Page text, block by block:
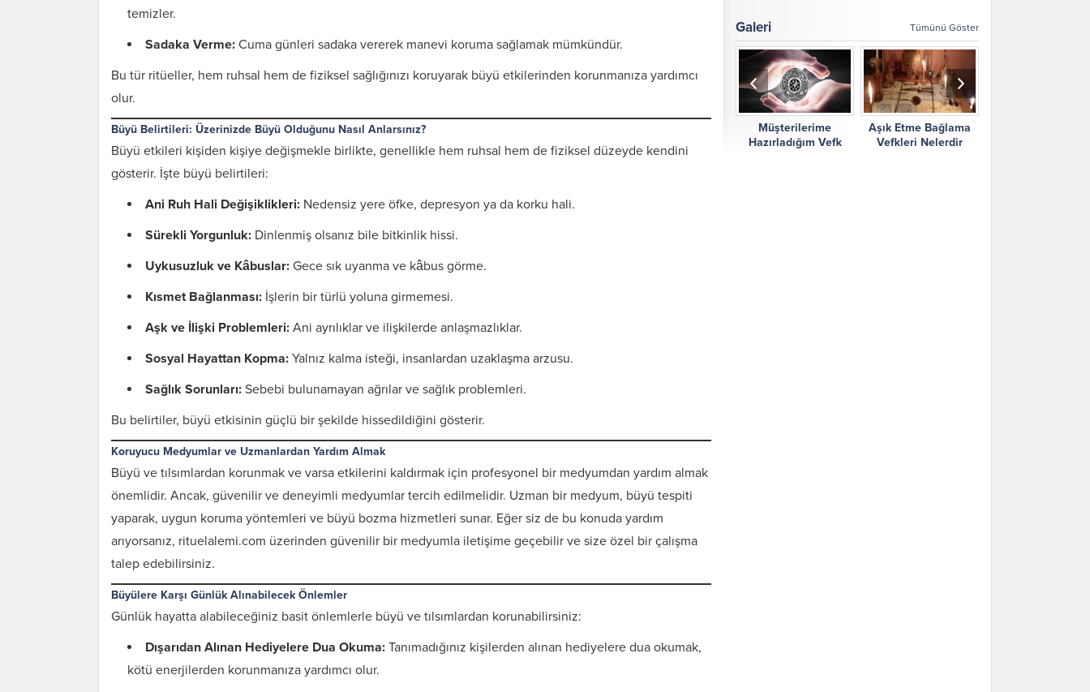
temizler.
Sadaka Verme: Cuma günleri sadaka vererek manevi koruma sağlamak mümkündür.
Bu tür ritüeller, hem ruhsal hem de fiziksel sağlığınızı koruyarak büyü etkilerinden korunmanıza yardımcı
olur.
Büyü Belirtileri: Üzerinizde Büyü Olduğunu Nasıl Anlarsınız?
Büyü etkileri kişiden kişiye değişmekle birlikte, genellikle hem ruhsal hem de fiziksel düzeyde kendini
gösterir. İşte büyü belirtileri:
Ani Ruh Hali Değişiklikleri: Nedensiz yere öfke, depresyon ya da korku hali.
Sürekli Yorgunluk: Dinlenmiş olsanız bile bitkinlik hissi.
Uykusuzluk ve Kâbuslar: Gece sık uyanma ve kâbus görme.
Kısmet Bağlanması: İşlerin bir türlü yoluna girmemesi.
Aşk ve İlişki Problemleri: Ani ayrılıklar ve ilişkilerde anlaşmazlıklar.
Sosyal Hayattan Kopma: Yalnız kalma isteği, insanlardan uzaklaşma arzusu.
Sağlık Sorunları: Sebebi bulunamayan ağrılar ve sağlık problemleri.
Bu belirtiler, büyü etkisinin güçlü bir şekilde hissedildiğini gösterir.
Koruyucu Medyumlar ve Uzmanlardan Yardım Almak
Büyü ve tılsımlardan korunmak ve varsa etkilerini kaldırmak için profesyonel bir medyumdan yardım almak
önemlidir. Ancak, güvenilir ve deneyimli medyumlar tercih edilmelidir. Uzman bir medyum, büyü tespiti
yaparak, uygun koruma yöntemleri ve büyü bozma hizmetleri sunar. Eğer siz de bu konuda yardım
arıyorsanız, rituelalemi.com üzerinden güvenilir bir medyumla iletişime geçebilir ve size özel bir çalışma
talep edebilirsiniz.
Büyülere Karşı Günlük Alınabilecek Önlemler
Günlük hayatta alabileceğiniz basit önlemlerle büyü ve tılsımlardan korunabilirsiniz:
Dışarıdan Alınan Hediyelere Dua Okuma: Tanımadığınız kişilerden alınan hediyelere dua okumak,
kötü enerjilerden korunmanıza yardımcı olur.
Galeri Tümünü Göster
Karı Koca Arası
Dua ve Etkileri
Kişiye Özel Vefkler ve
Müşterilerime
Hazırladığım Vefk
Aşık Etme Bağlama
Vefkleri Nelerdir